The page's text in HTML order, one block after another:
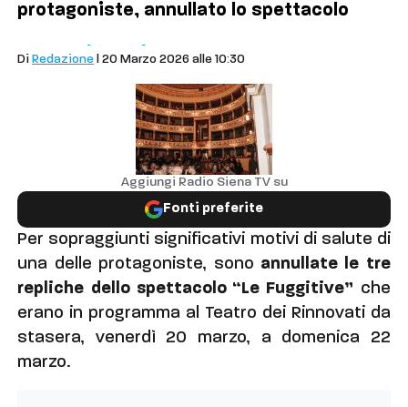
protagoniste, annullato lo spettacolo
Di Redazione | 20 Marzo 2026 alle 10:30
Aggiungi Radio Siena TV su
Fonti preferite
Per sopraggiunti significativi motivi di salute di
una delle protagoniste, sono annullate le tre
repliche dello spettacolo “Le Fuggitive” che
erano in programma al Teatro dei Rinnovati da
stasera, venerdì 20 marzo, a domenica 22
marzo.